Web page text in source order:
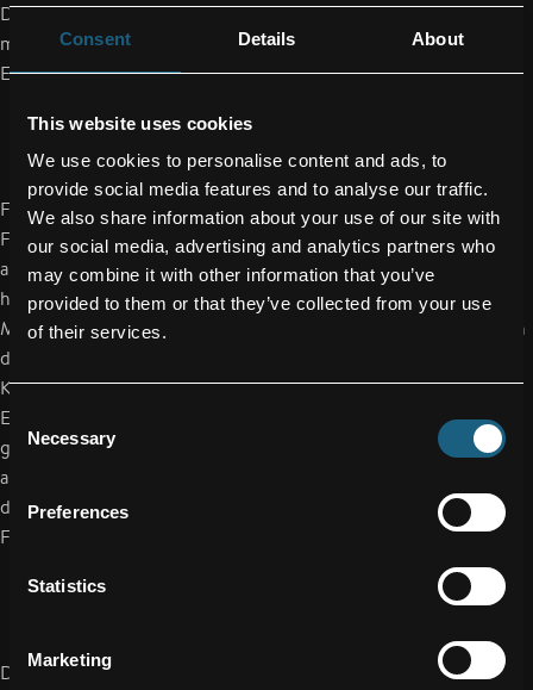
Consent Details About
This website uses cookies
We use cookies to personalise content and ads, to
provide social media features and to analyse our traffic.
We also share information about your use of our site with
our social media, advertising and analytics partners who
may combine it with other information that you’ve
provided to them or that they’ve collected from your use
of their services.
Consent
Selection
Necessary
Preferences
Statistics
Marketing
Die Schaffung einer Plattform, um die Interior-Standards von
morgen zu entwickeln
Ein globales Servicenetzwerk über alle Bereiche hinweg
FACC hat den Schwerpunkt als Entwicklungs- und
Fertigungspartner von Flugzeugherstellern (OEM), während
andere Partner direkte Geschäftsbeziehungen mit Airlines
haben. Dadurch ergeben sich für FACC zusätzliche
Möglichkeiten - sowohl im Erstausstattungssegment als auch in
direkter Kundenbeziehung mit Airlines. Ziel ist es,
Komplettlösungen aus einer Hand anbieten zu können: vom
Eingangsbereich über die Küche bis hin zur Hauptkabine. Dies
gilt sowohl für die komplette Erstausstattung von Flugzeugen
als auch den Retrofit-, Reparatur- und Servicemarkt, der über
den neuen Geschäftsbereich „Aftermarket Services“ auch von
FACC abgedeckt wird.
Die beteiligten Unternehmen verfügen über Fertigungsstätten